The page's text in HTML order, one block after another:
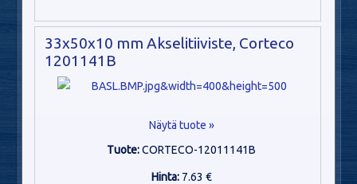
33x50x10 mm Akselitiiviste, Corteco
1201141B
Näytä tuote »
Tuote:CORTECO-12011141B
Hinta: 7.63 €